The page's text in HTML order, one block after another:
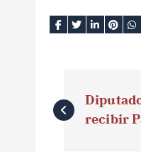
a
recibir